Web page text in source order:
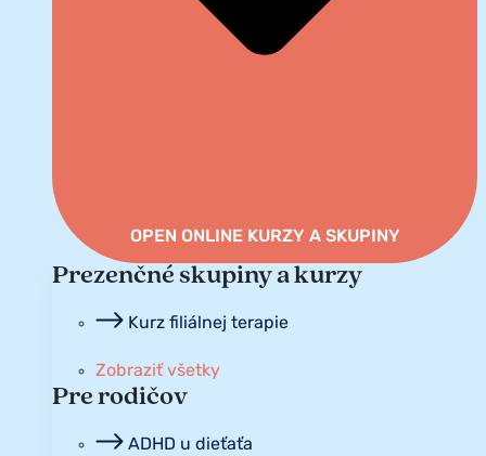
OPEN ONLINE KURZY A SKUPINY
Prezenčné skupiny a kurzy
Kurz filiálnej terapie
Zobraziť všetky
Pre rodičov
ADHD u dieťaťa